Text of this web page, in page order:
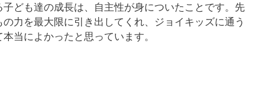
子ども達の成長は、自主性が身についたことです。先
力を最大限に引き出してくれ、ジョイキッズに通う
当によかったと思っています。